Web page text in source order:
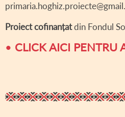
Proiect cofinanțatdin Fondul
• CLICK AICI PENTRU